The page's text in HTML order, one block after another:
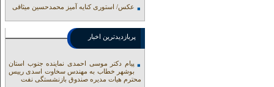
عکس/ استوری کنایه آمیز محمدحسین میثاقی
پربازدیدترین اخبار
پیام دکتر موسی احمدی نماینده جنوب استان
بوشهر خطاب به مهندس سخاوت اسدی رییس
محترم هیات مدیره صندوق بازنشستگی نفت